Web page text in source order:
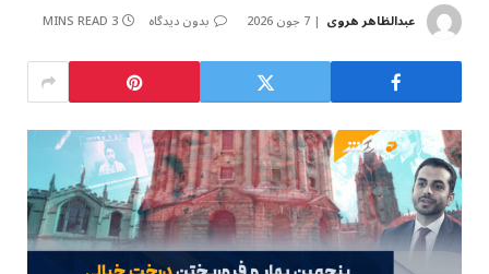
عبدالظاهر هروی 7 جون 2026 بدون دیدگاه 3 MINS READ